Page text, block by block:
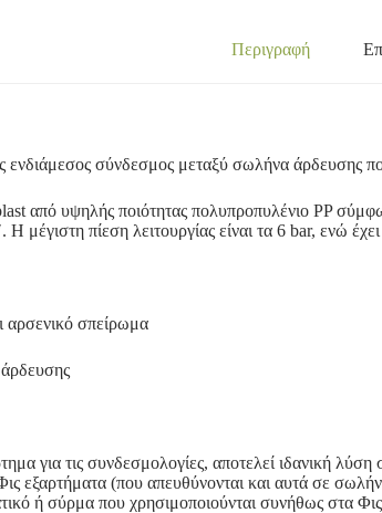
Περιγραφή
ενδιάμεσος σύνδεσμος μεταξύ σωλήνα
από υψηλής ποιότητας πολυπροπυλένιο PP
μέγιστη πίεση λειτουργίας είναι τα 6 bar, ενώ
αρσενικό σπείρωμα
για τις συνδεσμολογίες, αποτελεί ιδανική
εξαρτήματα (που απευθύνονται και αυτά σε
ή σύρμα που χρησιμοποιούνται συνήθως στα